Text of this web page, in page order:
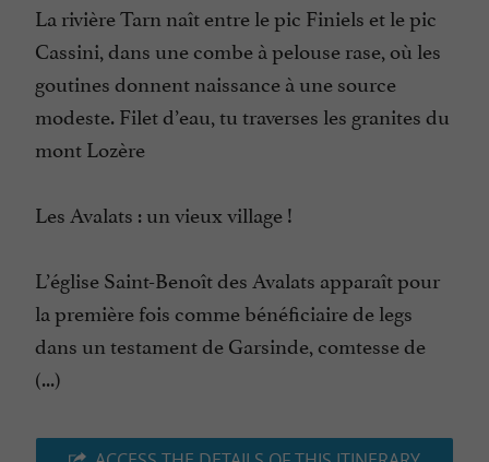
La rivière Tarn naît entre le pic Finiels et le pic
Cassini, dans une combe à pelouse rase, où les
goutines donnent naissance à une source
modeste. Filet d’eau, tu traverses les granites du
mont Lozère
Les Avalats : un vieux village !
L’église Saint-Benoît des Avalats apparaît pour
la première fois comme bénéficiaire de legs
dans un testament de Garsinde, comtesse de
(...)